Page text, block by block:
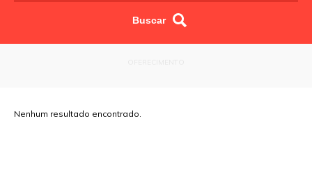
Nenhum resultado encontrado.